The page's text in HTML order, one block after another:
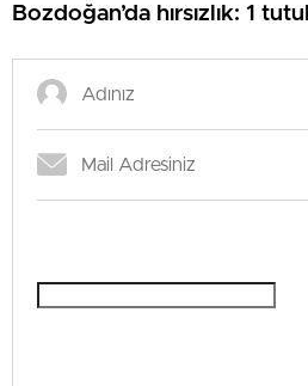
Bozdoğan’da hırsızlık: 1